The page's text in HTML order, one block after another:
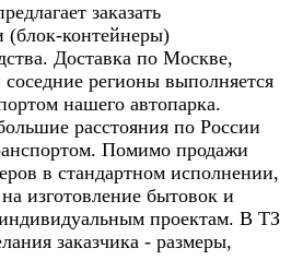
заказать
(блок-контейнеры)
Доставка по Москве,
регионы выполняется
нашего автопарка.
расстояния по России
Помимо продажи
в стандартном исполнении,
изготовление бытовок и
проектам. В ТЗ
заказчика - размеры,